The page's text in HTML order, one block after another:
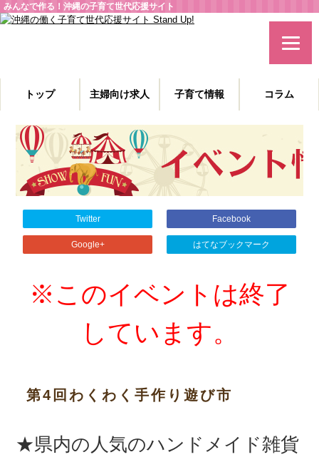
みんなで作る！沖縄の子育て世代応援サイト
主婦特化型の求人情報と、子育てや教育に役立つコラムを発信。
沖縄の子育て世代、働くママを応援します！
トップ 主婦向け求人 子育て情報 コラム
Twitter Facebook
Google+ はてなブックマーク
※このイベントは終了
しています。
第4回わくわく手作り遊び市
★県内の人気のハンドメイド雑貨